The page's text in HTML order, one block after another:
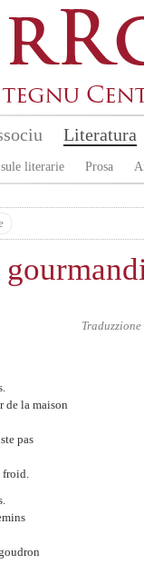
Literatura
literarie Prosa
de la maison
pas
froid.